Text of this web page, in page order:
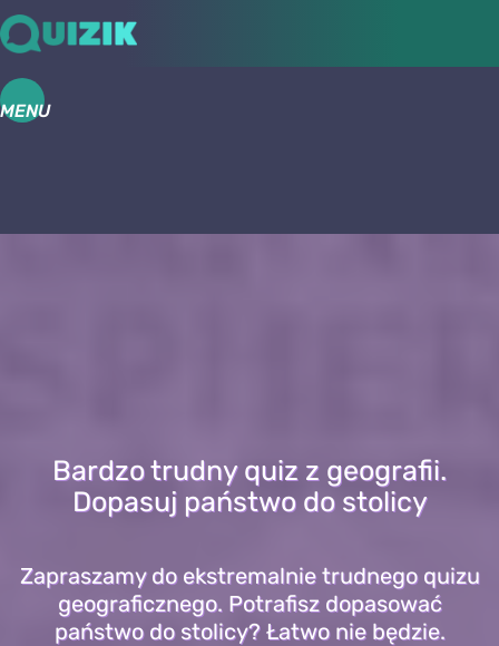
MENU
Bardzo trudny quiz z geografii.
Dopasuj państwo do stolicy
Zapraszamy do ekstremalnie trudnego quizu
geograficznego. Potrafisz dopasować
państwo do stolicy? Łatwo nie będzie.